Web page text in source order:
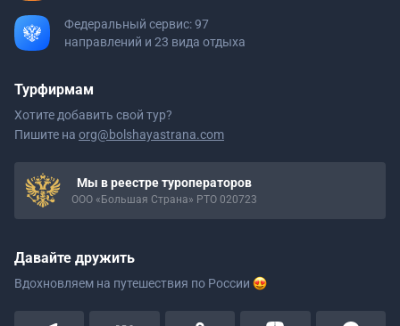
Федеральный сервис: 97
направлений и 23 вида отдыха
Турфирмам
Хотите добавить свой тур?
Пишите на org@bolshayastrana.com
Мы в реестре туроператоров
ООО «Большая Страна» РТО 020723
Давайте дружить
Вдохновляем на путешествия по России